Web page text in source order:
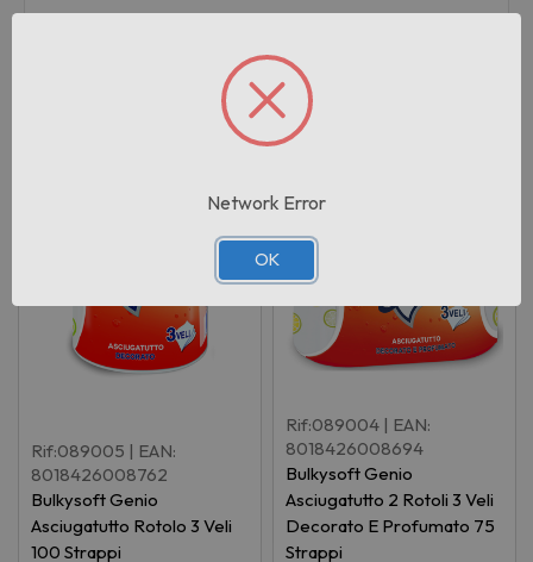
Prodotti correlati
Rif:089005 | EAN:
8018426008762
Bulkysoft Genio
Asciugatutto Rotolo 3 Veli
100 Strappi
Rif:089004 | EAN:
8018426008694
Bulkysoft Genio
Asciugatutto 2 Rotoli 3 Veli
Decorato E Profumato 75
Strappi
Network Error
OK